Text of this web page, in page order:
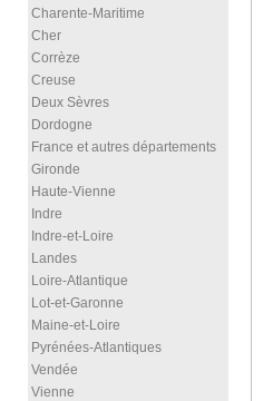
Charente-Maritime
Cher
Corrèze
Creuse
Deux Sèvres
Dordogne
France et autres départements
Gironde
Haute-Vienne
Indre
Indre-et-Loire
Landes
Loire-Atlantique
Lot-et-Garonne
Maine-et-Loire
Pyrénées-Atlantiques
Vendée
Vienne